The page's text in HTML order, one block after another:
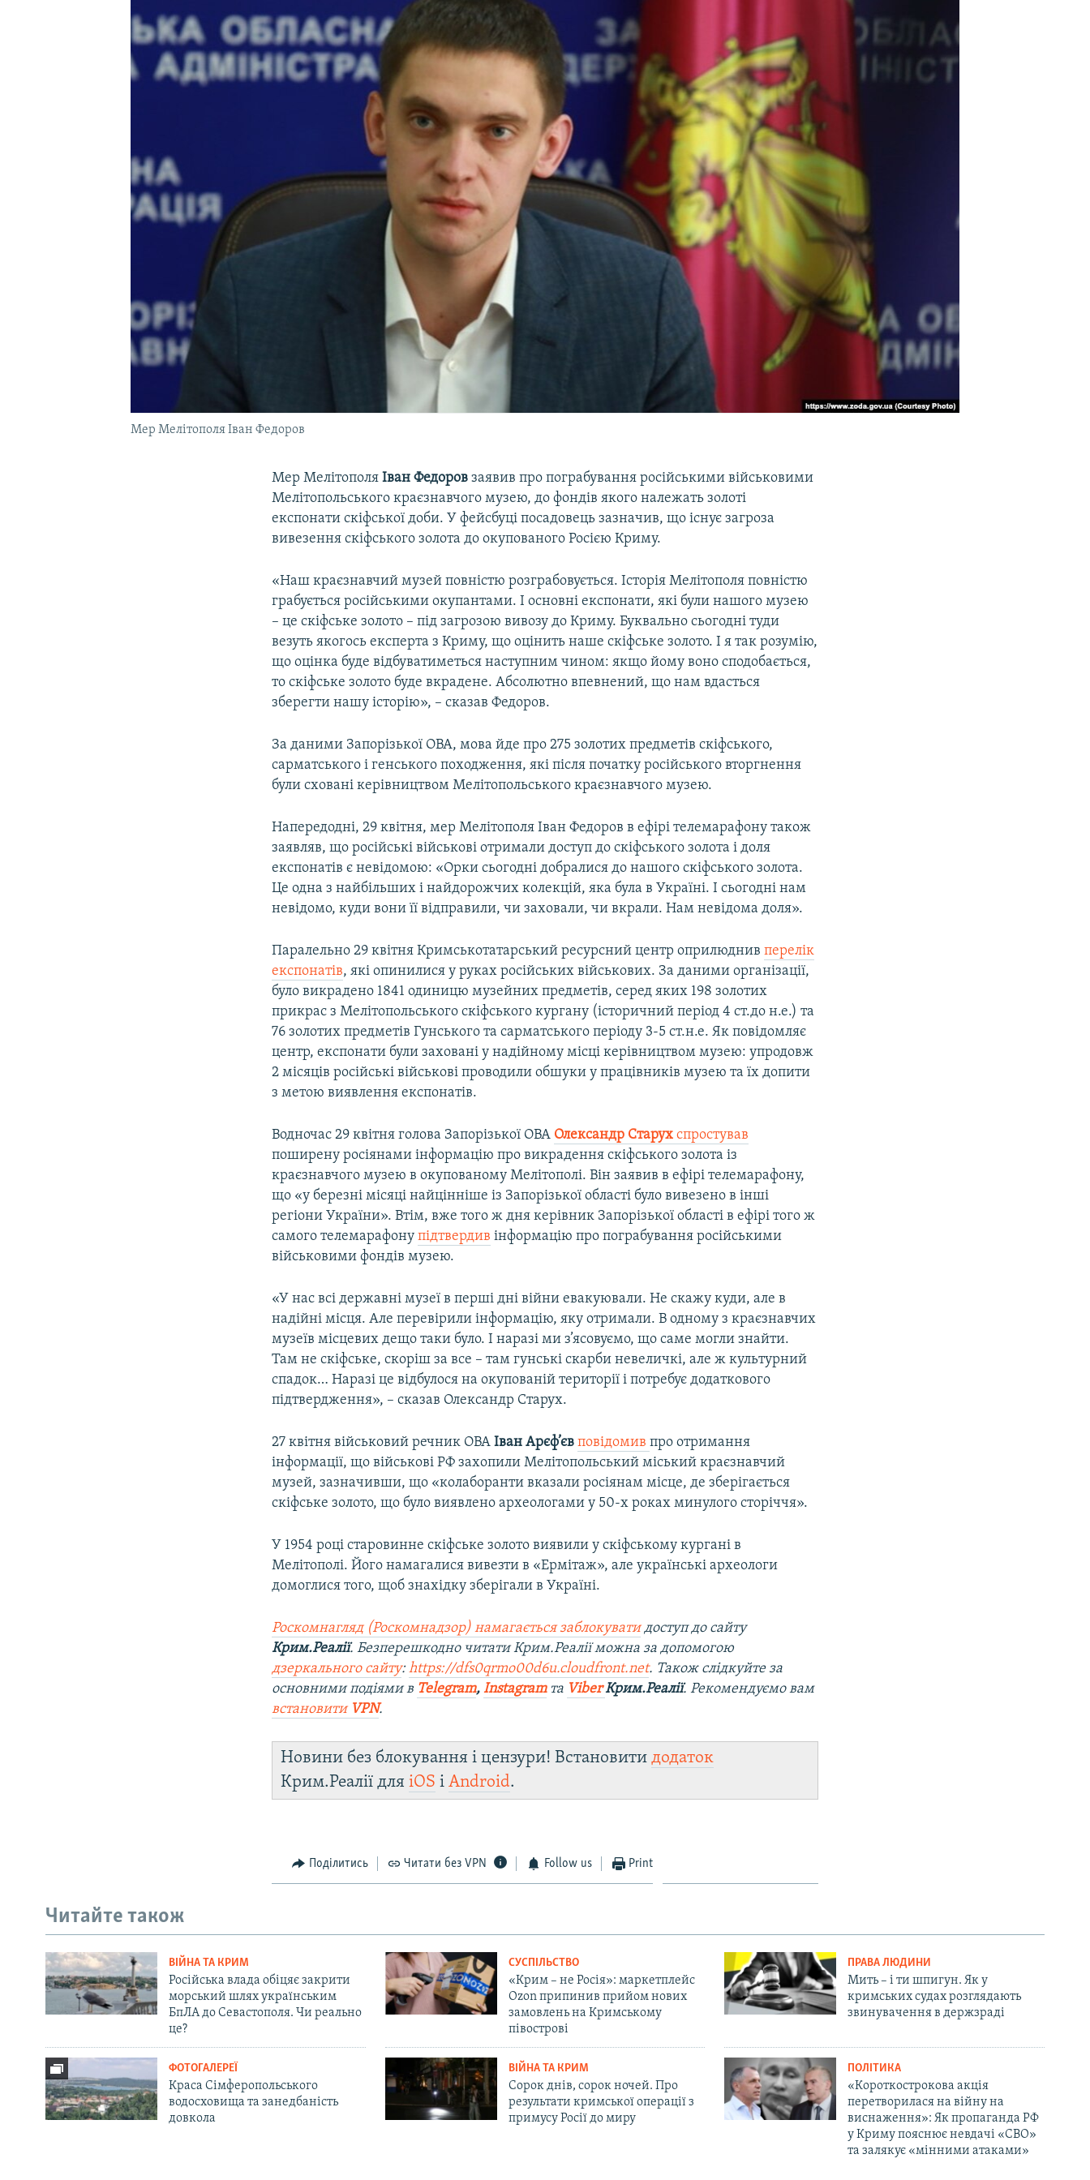
УКРАЇНСЬКА ПРОБЛЕМА КРИМУ
Мер Мелітополя Іван Федоров
Мер МелітополяІван Федоров заявив про пограбування російськими військовими
Мелітопольського краєзнавчого музею, до фондів якого належать золоті
експонати скіфської доби. У фейсбуці посадовець зазначив, що існує загроза
вивезення скіфського золота до окупованого Росією Криму.
«Наш краєзнавчий музей повністю розграбовується. Історія Мелітополя повністю
грабується російськими окупантами. І основні експонати, які були нашого музею
– це скіфське золото – під загрозою вивозу до Криму. Буквально сьогодні туди
везуть якогось експерта з Криму, що оцінить наше скіфське золото. І я так розумію,
що оцінка буде відбуватиметься наступним чином: якщо йому воно сподобається,
то скіфське золото буде вкрадене. Абсолютно впевнений, що нам вдасться
зберегти нашу історію», – сказав Федоров.
За даними Запорізької ОВА, мова йде про 275 золотих предметів скіфського,
сарматського і генського походження, які після початку російського вторгнення
були сховані керівництвом Мелітопольського краєзнавчого музею.
Напередодні, 29 квітня, мер Мелітополя Іван Федоров в ефірі телемарафону також
заявляв, що російські військові отримали доступ до скіфського золота і доля
експонатів є невідомою: «Орки сьогодні добралися до нашого скіфського золота.
Це одна з найбільших і найдорожчих колекцій, яка була в Україні. І сьогодні нам
невідомо, куди вони її відправили, чи заховали, чи вкрали. Нам невідома доля».
Паралельно 29 квітня Кримськотатарський ресурсний центр оприлюднивперелік
експонатів, які опинилися у руках російських військових. За даними організації,
було викрадено 1841 одиницю музейних предметів, серед яких 198 золотих
прикрас з Мелітопольського скіфського кургану (історичний період 4 ст.до н.е.) та
76 золотих предметів Гунського та сарматського періоду 3-5 ст.н.е. Як повідомляє
центр, експонати були заховані у надійному місці керівництвом музею: упродовж
2 місяців російські військові проводили обшуки у працівників музею та їх допити
з метою виявлення експонатів.
Водночас 29 квітня голова Запорізької ОВА Олександр Старух спростував
поширену росіянами інформацію про викрадення скіфського золота із
краєзнавчого музею в окупованому Мелітополі. Він заявив в ефірі телемарафону,
що «у березні місяці найцінніше із Запорізької області було вивезено в інші
регіони України». Втім, вже того ж дня керівник Запорізької області в ефірі того ж
самого телемарафонупідтвердив інформацію про пограбування російськими
військовими фондів музею.
«У нас всі державні музеї в перші дні війни евакуювали. Не скажу куди, але в
надійні місця. Але перевірили інформацію, яку отримали. В одному з краєзнавчих
музеїв місцевих дещо таки було. І наразі ми з’ясовуємо, що саме могли знайти.
Там не скіфське, скоріш за все – там гунські скарби невеличкі, але ж культурний
спадок… Наразі це відбулося на окупованій території і потребує додаткового
підтвердження», – сказав Олександр Старух.
27 квітня військовий речник ОВАІван Арєф’єв повідомивпро отримання
інформації, що військові РФ захопили Мелітопольський міський краєзнавчий
музей, зазначивши, що «колаборанти вказали росіянам місце, де зберігається
скіфське золото, що було виявлено археологами у 50-х роках минулого сторіччя».
У 1954 році старовинне скіфське золото виявили у скіфському кургані в
Мелітополі. Його намагалися вивезти в «Ермітаж», але українські археологи
домоглися того, щоб знахідку зберігали в Україні.
Роскомнагляд (Роскомнадзор) намагається заблокуватидоступ до сайту
Крим.Реалії. Безперешкодно читати Крим.Реалії можна за допомогою
дзеркального сайту:https://dfs0qrmo00d6u.cloudfront.net. Також слідкуйте за
основними подіями в Telegram,Instagramта ViberКрим.Реалії. Рекомендуємо вам
встановити VPN.
Новини без блокування і цензури! Встановитидодаток
Крим.Реалії дляiOS іAndroid.
Поділитись Читати без VPN Follow us Print
Читайте також
ВІЙНА ТА КРИМ
Російська влада обіцяє закрити
морський шлях українським
БпЛА до Севастополя. Чи реально
це?
СУСПІЛЬСТВО
«Крим – не Росія»: маркетплейс
Ozon припинив прийом нових
замовлень на Кримському
півострові
ПРАВА ЛЮДИНИ
Мить – і ти шпигун. Як у
кримських судах розглядають
звинувачення в держзраді
ФОТОГАЛЕРЕЇ
Краса Сімферопольського
водосховища та занедбаність
довкола
ВІЙНА ТА КРИМ
Сорок днів, сорок ночей. Про
результати кримської операції з
примусу Росії до миру
ПОЛІТИКА
«Короткострокова акція
перетворилася на війну на
виснаження»: Як пропаганда РФ
у Криму пояснює невдачі «СВО»
та залякує «мінними атаками»